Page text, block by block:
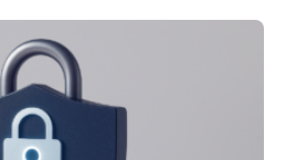
1. September werden sich
vier Jahren insgesamt 15
von CAVECORE mit
– also mit Robotern,
Umgebung erfassen,